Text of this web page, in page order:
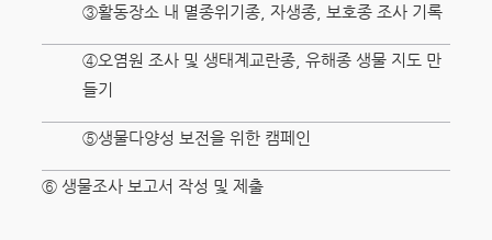
③활동장소 내 멸종위기종, 자생종, 보호종 조사 기록
④오염원 조사 및 생태계교란종, 유해종 생물 지도 만
들기
⑤생물다양성 보전을 위한 캠페인
⑥ 생물조사 보고서 작성 및 제출